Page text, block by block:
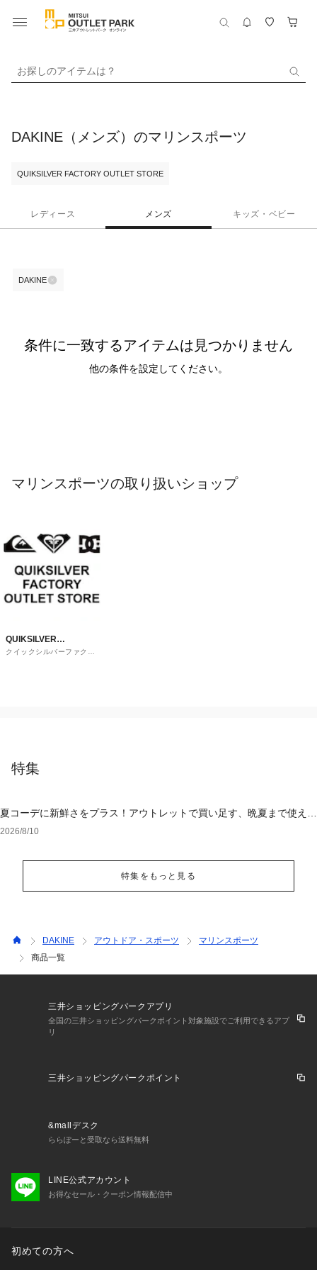
お探しのアイテムは？
DAKINE（メンズ）のマリンスポーツ
QUIKSILVER FACTORY OUTLET STORE
レディース メンズ キッズ・ベビー
DAKINE
条件に一致するアイテムは見つかりません
他の条件を設定してください。
マリンスポーツの取り扱いショップ
QUIKSILVER
FACTORY OUTLET
クイックシルバーファクト
特集
夏コーデに新鮮さをプラス！アウトレットで買い足す、晩夏まで使える
アイテム
2026/8/10
特集をもっと見る
DAKINE アウトドア・スポーツ
マリンスポーツ
商品一覧
三井ショッピングパークアプリ
全国の三井ショッピングパークポイント対象施設でご利用できるアプ
リ
三井ショッピングパークポイント
&mallデスク
ららぽーと受取なら送料無料
LINE公式アカウント
お得なセール・クーポン情報配信中
初めての方へ